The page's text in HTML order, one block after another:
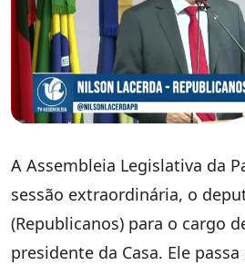
A Assembleia Legislativa da
sessão extraordinária, o
(Republicanos) para o cargo
presidente da Casa. Ele